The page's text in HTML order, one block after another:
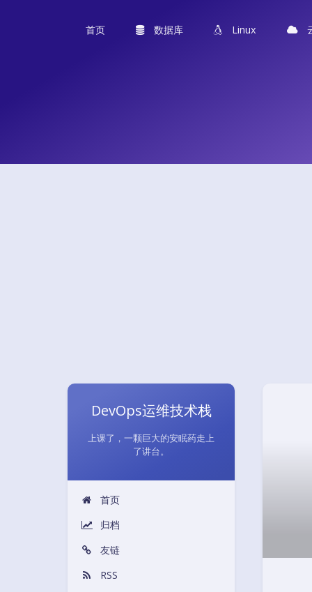
首页 数据库 Linux
DevOps运维技术栈
上课了，一颗巨大的安眠药走上
了讲台。
首页
归档
友链
RSS